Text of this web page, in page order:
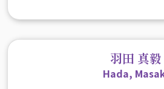
羽田 真毅
Hada,